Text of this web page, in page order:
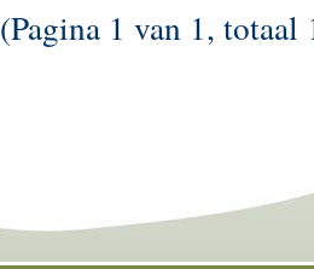
(Pagina 1 van 1,